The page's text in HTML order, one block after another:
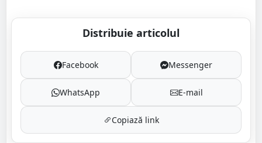
Distribuie articolul
Facebook Messenger
WhatsApp E-mail
Copiază link